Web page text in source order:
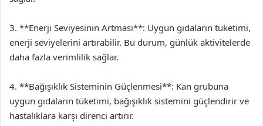
3. **Enerji Seviyesinin Artması**: Uygun gıdaların tüketimi,
enerji seviyelerini artırabilir. Bu durum, günlük aktivitelerde
daha fazla verimlilik sağlar.
4. **Bağışıklık Sisteminin Güçlenmesi**: Kan grubuna
uygun gıdaların tüketimi, bağışıklık sistemini güçlendirir ve
hastalıklara karşı direnci artırır.